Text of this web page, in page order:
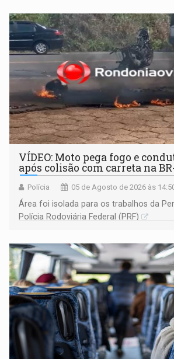
VÍDEO: Moto pega fogo e
após colisão com carreta na
Polícia 05 de Agosto de 2026 às
Área foi isolada para os trabalhos da
Polícia Rodoviária Federal (PRF)